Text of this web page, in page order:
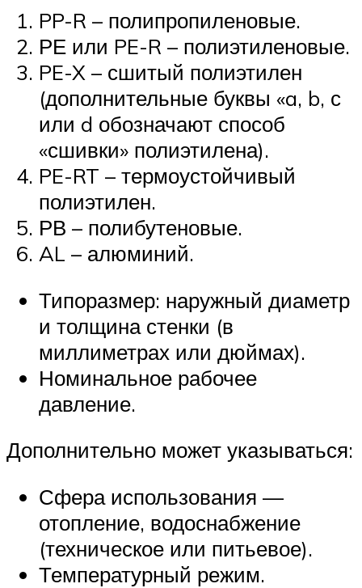
PP-R – полипропиленовые.
РЕ или PE-R – полиэтиленовые.
PE-X – сшитый полиэтилен
(дополнительные буквы «a, b, с
или d обозначают способ
«сшивки» полиэтилена).
PE-RT – термоустойчивый
полиэтилен.
РВ – полибутеновые.
AL – алюминий.
Типоразмер: наружный диаметр
и толщина стенки (в
миллиметрах или дюймах).
Номинальное рабочее
давление.
Дополнительно может указываться:
Сфера использования —
отопление, водоснабжение
(техническое или питьевое).
Температурный режим.